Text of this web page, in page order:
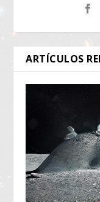
ARTÍCULOS